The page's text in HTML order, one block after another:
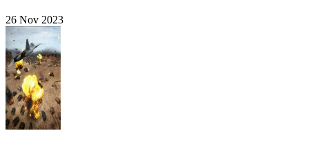
26 Nov 2023